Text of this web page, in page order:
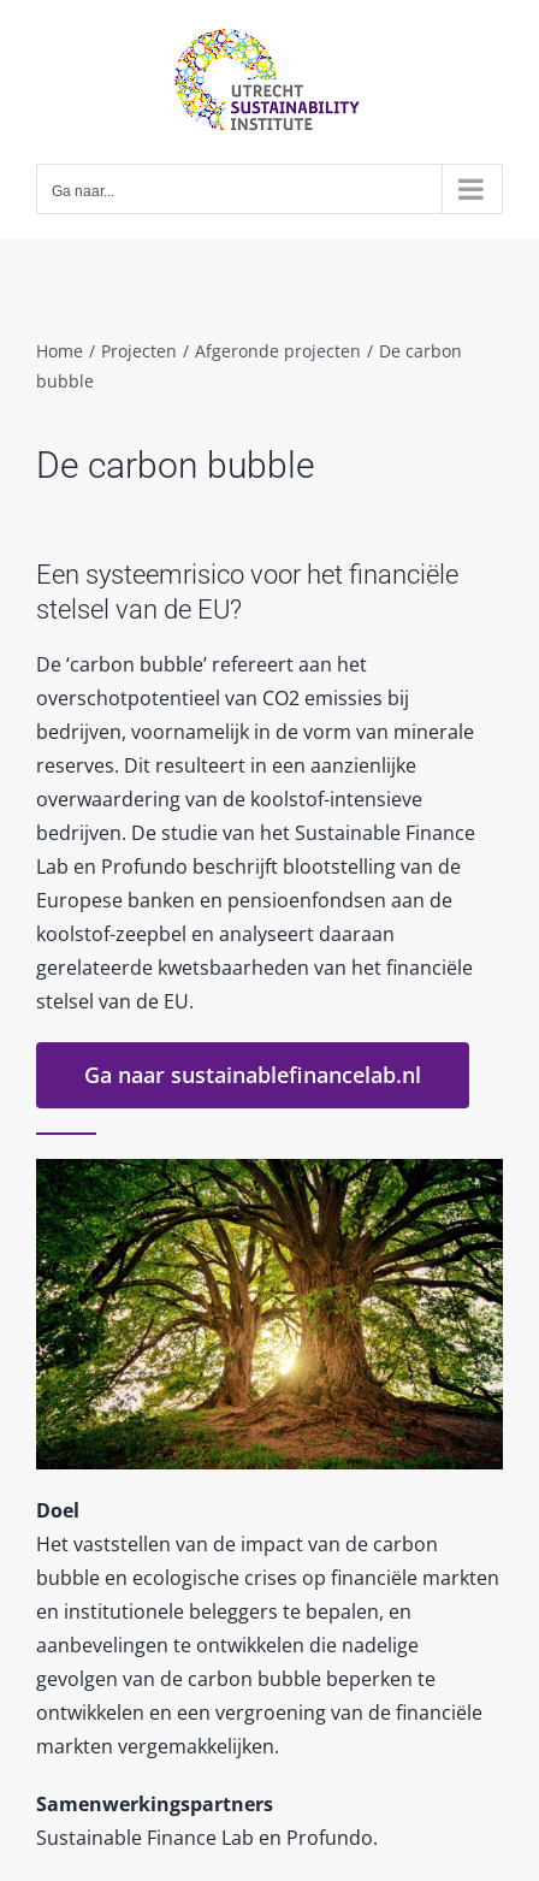
Ga naar...
Home / Projecten / Afgeronde projecten / De carbon
bubble
De carbon bubble
Een systeemrisico voor het financiële
stelsel van de EU?
De ‘carbon bubble’ refereert aan het
overschotpotentieel van CO2 emissies bij
bedrijven, voornamelijk in de vorm van minerale
reserves. Dit resulteert in een aanzienlijke
overwaardering van de koolstof-intensieve
bedrijven. De studie van het Sustainable Finance
Lab en Profundo beschrijft blootstelling van de
Europese banken en pensioenfondsen aan de
koolstof-zeepbel en analyseert daaraan
gerelateerde kwetsbaarheden van het financiële
stelsel van de EU.
Ga naar sustainablefinancelab.nl
Doel
Het vaststellen van de impact van de carbon
bubble en ecologische crises op financiële markten
en institutionele beleggers te bepalen, en
aanbevelingen te ontwikkelen die nadelige
gevolgen van de carbon bubble beperken te
ontwikkelen en een vergroening van de financiële
markten vergemakkelijken.
Samenwerkingspartners
Sustainable Finance Lab en Profundo.